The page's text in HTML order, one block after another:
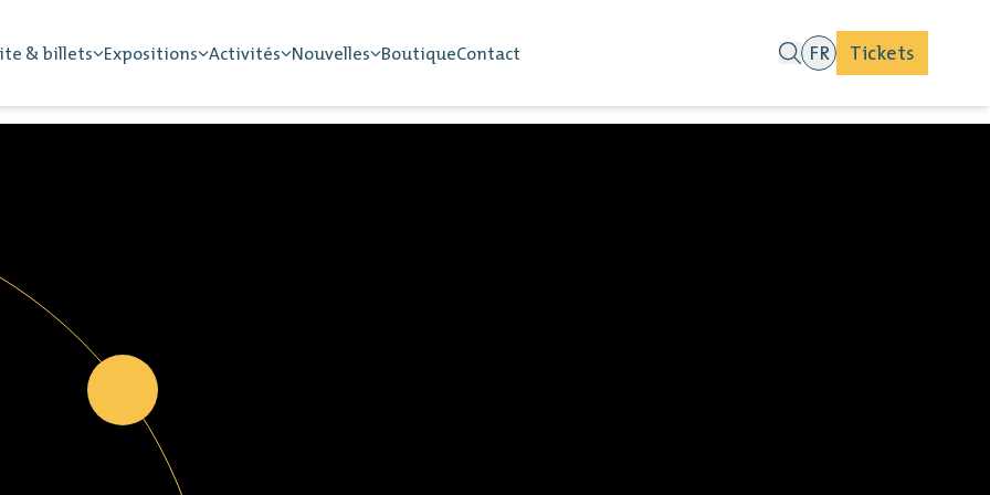
& billets Expositions Activités Nouvelles BoutiqueContact FR Tickets